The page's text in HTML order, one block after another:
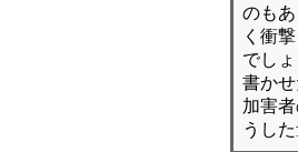
のも
く衝
でし
書か
加害
うし